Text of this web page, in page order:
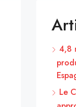
4,8
Le